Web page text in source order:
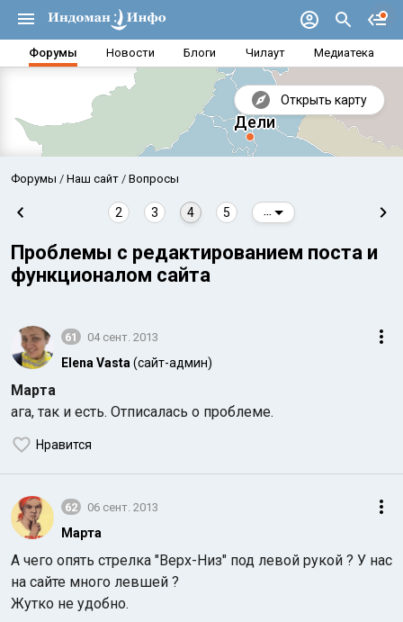
Форумы Новости Блоги Чилаут Медиатека
Открыть карту
Аравийское море
Индийский океан
Форумы Наш сайт Вопросы
2 3 4 5
Проблемы с редактированием поста и
функционалом сайта
61 04 сент. 2013
Elena Vasta (сайт-админ)
Марта
ага, так и есть. Отписалась о проблеме.
Нравится
62 06 сент. 2013
Марта
А чего опять стрелка "Верх-Низ" под левой рукой ? У нас
на сайте много левшей ?
Жутко не удобно.